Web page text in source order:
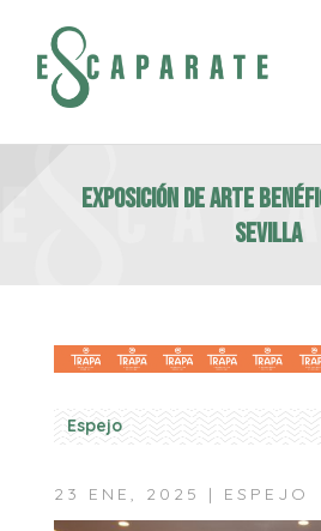
EXPOSICIÓN DE ARTE
SEVILLA
Espejo
23 ENE, 2025 | ESPEJO